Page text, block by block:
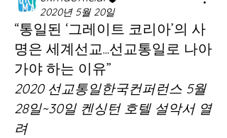
2020년 5월 20일
“통일된 ‘그레이트 코리아’의 사
명은 세계선교...선교통일로 나아
가야 하는 이유”
2020 선교통일한국컨퍼런스 5월
28일~30일 켄싱턴 호텔 설악서 열
려